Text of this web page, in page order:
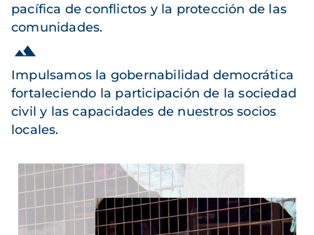
pacífica de conflictos y la protección de las
comunidades.
Impulsamos la gobernabilidad democrática
fortaleciendo la participación de la sociedad
civil y las capacidades de nuestros socios
locales.